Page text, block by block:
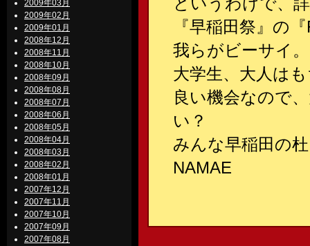
2009年03月
2009年02月
2009年01月
2008年12月
2008年11月
2008年10月
2008年09月
2008年08月
2008年07月
2008年06月
2008年05月
2008年04月
2008年03月
2008年02月
2008年01月
2007年12月
2007年11月
2007年10月
2007年09月
2007年08月
『早稲田祭』の
我らがビーサ
大学生、大人は
良い機会なので
い？
みんな早稲田の
NAMAE